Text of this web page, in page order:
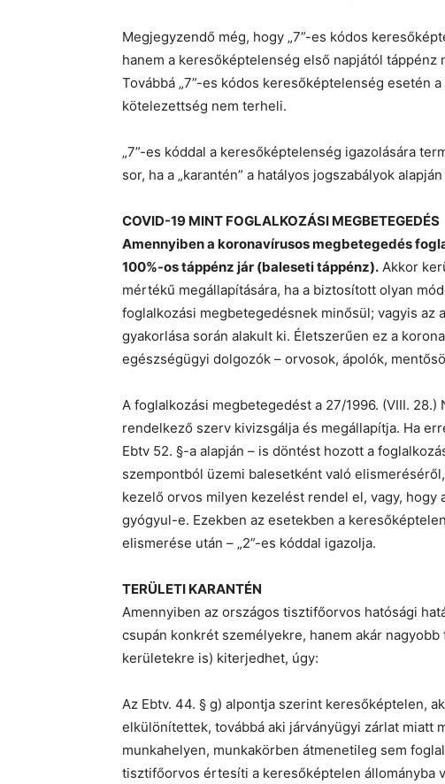
Megjegyzendő még, hogy „7”-es kódos
hanem a keresőképtelenség első napjától
Továbbá „7”-es kódos keresőképtelenség esetén
kötelezettség nem terheli.
„7”-es kóddal a keresőképtelenség igazolására
sor, ha a „karantén” a hatályos jogszabályok
COVID-19 MINT FOGLALKOZÁSI MEGBETEGEDÉS
Amennyiben a koronavírusos megbetegedés
100%-os táppénz jár (baleseti táppénz). Akkor
mértékű megállapítására, ha a biztosított olyan
foglalkozási megbetegedésnek minősül; vagyis az
gyakorlása során alakult ki. Életszerűen ez a
egészségügyi dolgozók – orvosok, ápolók,
A foglalkozási megbetegedést a 27/1996. (VIII.
rendelkező szerv kivizsgálja és megállapítja. Ha
Ebtv 52. §-a alapján – is döntést hozott a
szempontból üzemi balesetként való
kezelő orvos milyen kezelést rendel el, vagy, hogy
gyógyul-e. Ezekben az esetekben a
elismerése után – „2”-es kóddal igazolja.
TERÜLETI KARANTÉN
Amennyiben az országos tisztifőorvos hatósági
csupán konkrét személyekre, hanem akár
kerületekre is) kiterjedhet, úgy:
Az Ebtv. 44. § g) alpontja szerint keresőképtelen,
elkülönítettek, továbbá aki járványügyi zárlat miatt
munkahelyen, munkakörben átmenetileg sem
tisztifőorvos értesíti a keresőképtelen állományba